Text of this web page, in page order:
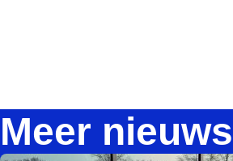
Meer nieuws